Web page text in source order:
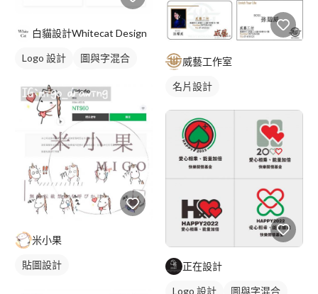
白貓設計Whitecat Design
Logo 設計
圖與字混合
米小果
貼圖設計
威藝工作室
名片設計
正在設計
Logo 設計 圖與字混合